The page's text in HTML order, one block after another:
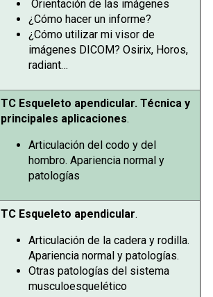
Orientación de las imágenes
¿Cómo hacer un informe?
¿Cómo utilizar mi visor de
imágenes DICOM? Osirix, Horos,
radiant…
TC Esqueleto apendicular. Técnica y
principales aplicaciones.
Articulación del codo y del
hombro. Apariencia normal y
patologías
TC Esqueleto apendicular.
Articulación de la cadera y rodilla.
Apariencia normal y patologías.
Otras patologías del sistema
musculoesquelético